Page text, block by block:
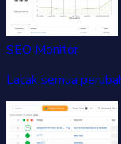
SEO Monitor
Lacak semua